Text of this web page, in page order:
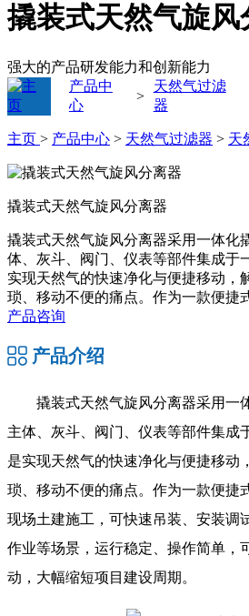
撬装式天然气旋风
强大的产品研发能力和创新能力
产品中
心
>
天然气过滤
器
主页 > 产品中心 > 天然气过滤器 > 天
撬装式天然气旋风分离器
撬装式天然气旋风分离器采用一体化
体、灰斗、阀门、仪表等部件集成于
实现天然气的快速净化与便捷移动，
琐、移动不便的痛点。作为一款便捷
产品咨询
产品介绍
撬装式天然气旋风分离器采用一
主体、灰斗、阀门、仪表等部件集成
是实现天然气的快速净化与便捷移动
琐、移动不便的痛点。作为一款便捷
现场土建施工，可快速吊装、安装调
作业等场景，运行稳定、操作简单，
动，大幅缩短项目建设周期。